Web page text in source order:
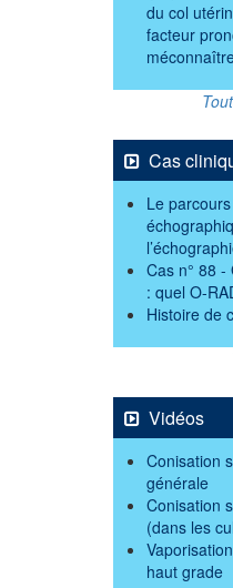
du col
facteur
Cas
Le
Cas n° 88 -
: quel O-
Histoire de
Vidéos
Conisation
générale
Conisation
(dans les
haut grade